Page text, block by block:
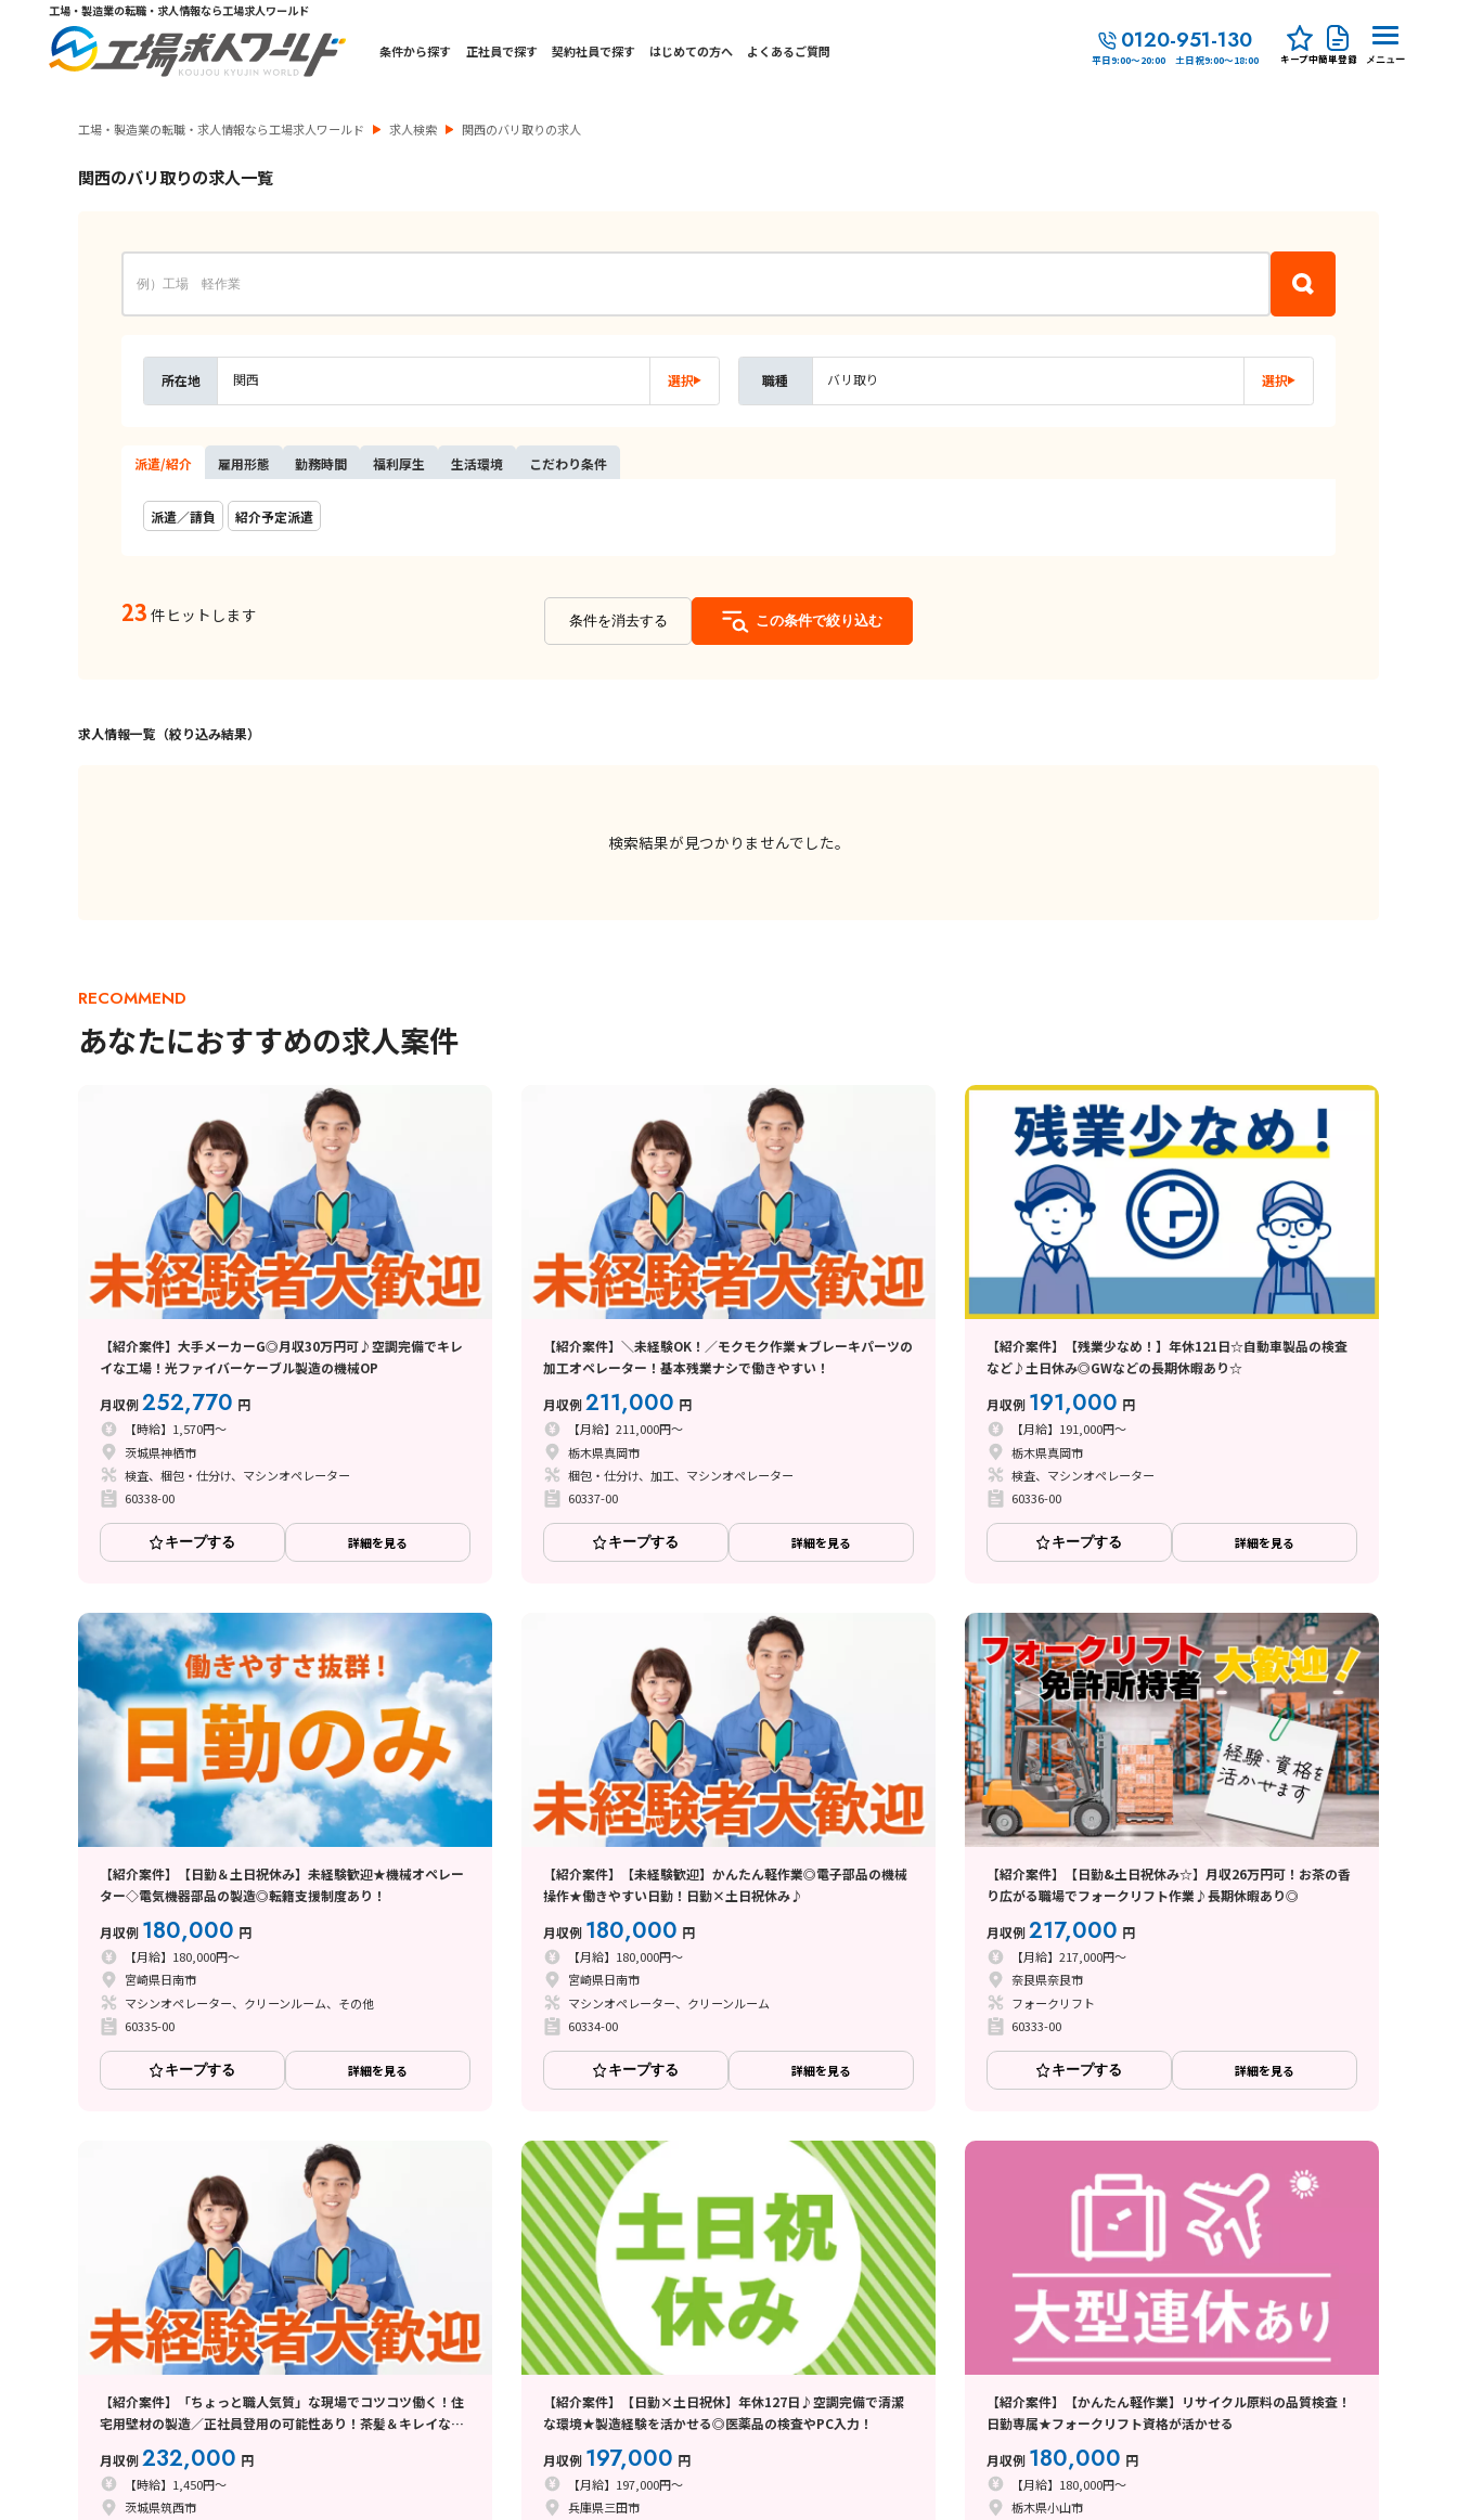
工場・製造業の転職・求人情報なら工場求人ワールド
条件から探す 正社員で探す 契約社員で探す はじめての方へ よくあるご質問 0120-951-130
平日9:00～20:00 土日祝9:00～18:00 キープ中簡単登録 メニュー
工場・製造業の転職・求人情報なら工場求人ワールド 求人検索 関西のバリ取りの求人
関西のバリ取りの求人一覧
所在地 関西 選択 職種 バリ取り 選択
派遣/紹介 雇用形態 勤務時間 福利厚生 生活環境 こだわり条件
派遣／請負 紹介予定派遣
23 件ヒットします 条件を消去する この条件で絞り込む
求人情報一覧（絞り込み結果）
検索結果が見つかりませんでした。
RECOMMEND
あなたにおすすめの求人案件
【紹介案件】大手メーカーG◎月収30万円可♪空調完備でキレ
イな工場！光ファイバーケーブル製造の機械OP
月収例252,770 円
【時給】1,570円～
茨城県神栖市
検査、梱包・仕分け、マシンオペレーター
60338-00
キープする 詳細を見る
【紹介案件】＼未経験OK！／モクモク作業★ブレーキパーツの
加工オペレーター！基本残業ナシで働きやすい！
月収例211,000 円
【月給】211,000円～
栃木県真岡市
梱包・仕分け、加工、マシンオペレーター
60337-00
キープする 詳細を見る
【紹介案件】【残業少なめ！】年休121日☆自動車製品の検査
など♪土日休み◎GWなどの長期休暇あり☆
月収例 191,000 円
【月給】191,000円～
栃木県真岡市
検査、マシンオペレーター
60336-00
キープする 詳細を見る
【紹介案件】【日勤＆土日祝休み】未経験歓迎★機械オペレー
ター◇電気機器部品の製造◎転籍支援制度あり！
月収例 180,000 円
【月給】180,000円～
宮崎県日南市
マシンオペレーター、クリーンルーム、その他
60335-00
キープする 詳細を見る
【紹介案件】【未経験歓迎】かんたん軽作業◎電子部品の機械
操作★働きやすい日勤！日勤×土日祝休み♪
月収例 180,000 円
【月給】180,000円～
宮崎県日南市
マシンオペレーター、クリーンルーム
60334-00
キープする 詳細を見る
【紹介案件】【日勤&土日祝休み☆】月収26万円可！お茶の香
り広がる職場でフォークリフト作業♪長期休暇あり◎
月収例217,000 円
【月給】217,000円～
奈良県奈良市
フォークリフト
60333-00
キープする 詳細を見る
【紹介案件】「ちょっと職人気質」な現場でコツコツ働く！住
宅用壁材の製造／正社員登用の可能性あり！茶髪＆キレイなヒ
月収例232,000 円
【時給】1,450円～
茨城県筑西市
【紹介案件】【日勤×土日祝休】年休127日♪空調完備で清潔
な環境★製造経験を活かせる◎医薬品の検査やPC入力！
月収例 197,000 円
【月給】197,000円～
兵庫県三田市
【紹介案件】【かんたん軽作業】リサイクル原料の品質検査！
日勤専属★フォークリフト資格が活かせる
月収例 180,000 円
【月給】180,000円～
栃木県小山市